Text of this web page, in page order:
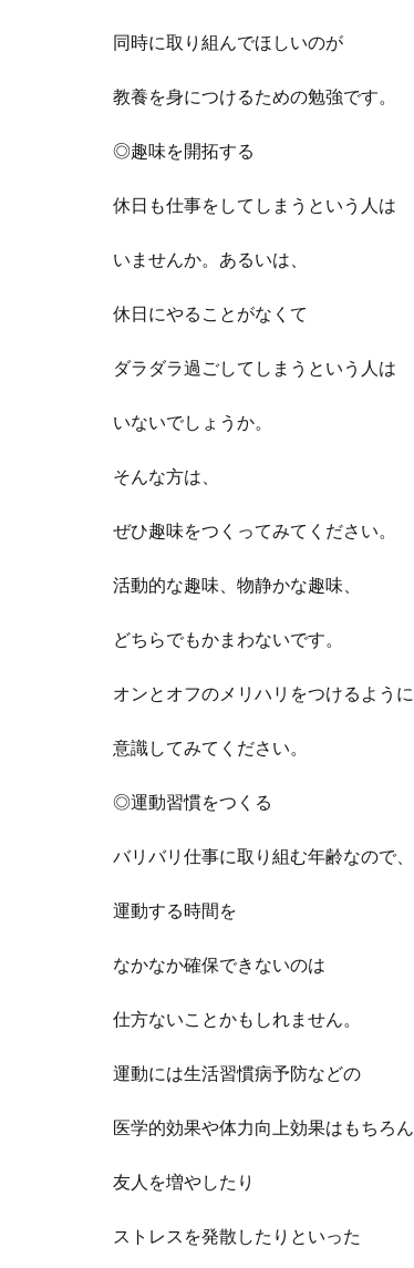
同時に取り組んでほしいのが
教養を身につけるための勉強です。
◎趣味を開拓する
休日も仕事をしてしまうという人は
いませんか。あるいは、
休日にやることがなくて
ダラダラ過ごしてしまうという人は
いないでしょうか。
そんな方は、
ぜひ趣味をつくってみてください。
活動的な趣味、物静かな趣味、
どちらでもかまわないです。
オンとオフのメリハリをつけるように
意識してみてください。
◎運動習慣をつくる
バリバリ仕事に取り組む年齢なので、
運動する時間を
なかなか確保できないのは
仕方ないことかもしれません。
運動には生活習慣病予防などの
医学的効果や体力向上効果はもちろん
友人を増やしたり
ストレスを発散したりといった